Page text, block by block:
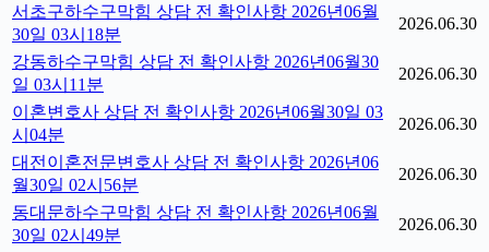
서초구하수구막힘 상담 전 확인사항 2026년06월
30일 03시18분
2026.06.30
강동하수구막힘 상담 전 확인사항 2026년06월30
일 03시11분
2026.06.30
이혼변호사 상담 전 확인사항 2026년06월30일 03
시04분
2026.06.30
대전이혼전문변호사 상담 전 확인사항 2026년06
월30일 02시56분
2026.06.30
동대문하수구막힘 상담 전 확인사항 2026년06월
30일 02시49분
2026.06.30